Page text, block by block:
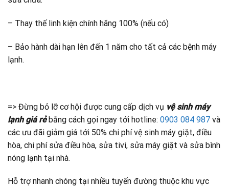
– Thay thế linh kiện chính hãng 100% (nếu có)
– Bảo hành dài hạn lên đến 1 năm cho tất cả các bệnh máy
lạnh.
=> Đừng bỏ lỡ cơ hội được cung cấp dịch vụ vệ sinh máy
lạnh giá rẻbằng cách gọi ngay tới hotline: 0903 084 987 và
các ưu đãi giảm giá tới 50% chi phí vệ sinh máy giặt, điều
hòa, chi phí sửa điều hòa, sửa tivi, sửa máy giặt và sửa bình
nóng lạnh tại nhà.
Hỗ trợ nhanh chóng tại nhiều tuyến đường thuộc khu vực